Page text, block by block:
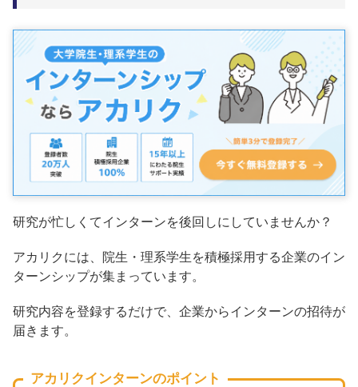
研究が忙しくてインターンを後回しにしていませんか？
アカリクには、院生・理系学生を積極採用する企業のイン
ターンシップが集まっています。
研究内容を登録するだけで、企業からインターンの招待が
届きます。
アカリクインターンのポイント